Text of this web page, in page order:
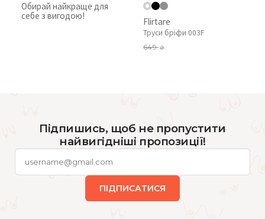
Обирай найкраще для
себе з вигодою!
Flirtare
Труси бріфи 003F
649₴
Підпишись, щоб не пропустити
найвигідніші пропозиції!
ПІДПИСАТИСЯ